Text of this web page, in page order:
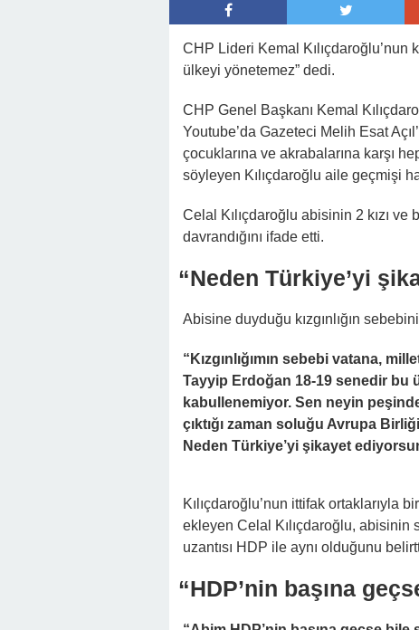
22:41 - Kocam Beni Çocuksuz Diye
Kızım Tabutun Başında
CHP Lideri Kemal Kılıçdaroğlu’nun
ülkeyi yönetemez” dedi.
CHP Genel Başkanı Kemal
Youtube’da Gazeteci Melih Esat
çocuklarına ve akrabalarına karşı
söyleyen Kılıçdaroğlu aile geçmişi
Celal Kılıçdaroğlu abisinin 2 kızı
davrandığını ifade etti.
“Neden Türkiye’yi
Abisine duyduğu kızgınlığın
“Kızgınlığımın sebebi vatana,
Tayyip Erdoğan 18-19 senedir bu
kabullenemiyor. Sen neyin
çıktığı zaman soluğu Avrupa
Neden Türkiye’yi şikayet
Kılıçdaroğlu’nun ittifak ortaklarıyla
ekleyen Celal Kılıçdaroğlu, abisinin
uzantısı HDP ile aynı olduğunu
“HDP’nin başına